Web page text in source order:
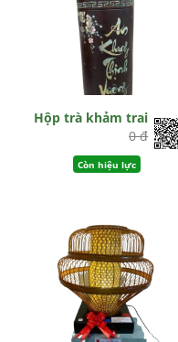
Hộp trà khảm trai
0 đ
Còn hiệu lực